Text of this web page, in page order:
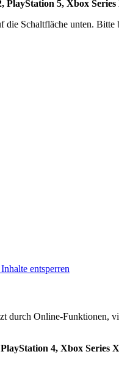
PlayStation 5, Xbox
Schaltfläche unten. Bitte
entsperren
durch Online-Funktionen,
4, Xbox Series